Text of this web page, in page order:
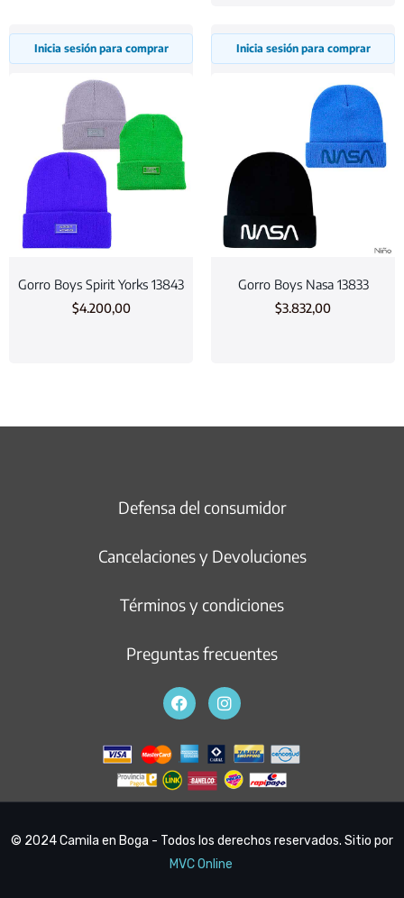
Inicia sesión para comprar
Gorro Boys Spirit Yorks 13843
$4.200,00
Inicia sesión para comprar
Gorro Boys Nasa 13833
$3.832,00
Defensa del consumidor
Cancelaciones y Devoluciones
Términos y condiciones
Preguntas frecuentes
© 2024 Camila en Boga - Todos los derechos reservados. Sitio por
MVC Online